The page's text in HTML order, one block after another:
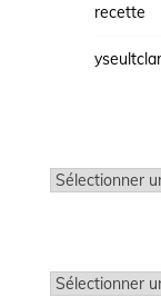
recette
Catégories
Archives